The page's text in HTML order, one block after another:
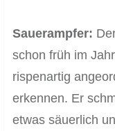
Sauerampfer:
schon früh im
rispenartig
erkennen. Er
etwas säuerlich